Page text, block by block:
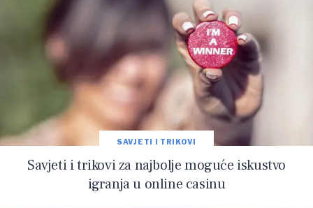
SAVJETI I TRIKOVI
Savjeti i trikovi za najbolje moguće iskustvo
igranja u online casinu